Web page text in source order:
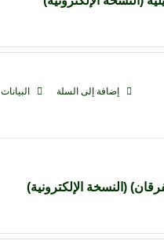
إضافة إلى السلة البيانات
(النسخة الإلكترونية)